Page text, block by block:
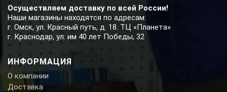
Осуществляем доставку по всей России!
Наши магазины находятся по адресам:
г. Омск, ул. Красный путь, д. 18. ТЦ «Планета»
г. Краснодар, ул. им 40 лет Победы, 32
ИНФОРМАЦИЯ
О компании
Доставка